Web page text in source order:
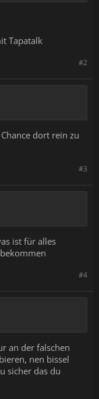
Tapatalk
#2
dort rein zu
#3
ist für alles
#4
an der falschen
nen bissel
sicher das du